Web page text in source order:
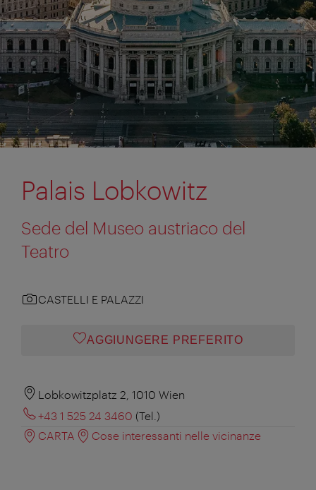
Palais Lobkowitz
Sede del Museo austriaco del
Teatro
CASTELLI E PALAZZI
AGGIUNGERE PREFERITO
Lobkowitzplatz 2, 1010 Wien
+43 1 525 24 3460 (Tel.)
CARTA
Cose interessanti nelle vicinanze